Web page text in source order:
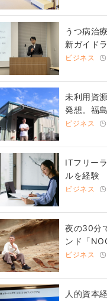
うつ病治
新ガイド
ビジネス
未利用資
発想。福
ビジネス
ITフリー
ルを経験
ビジネス
夜の30分
ンド「
ビジネス
人的資本